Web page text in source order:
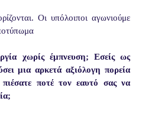
Οι υπόλοιποι αγωνιούμε
χωρίς έμπνευση; Εσείς ως
μια αρκετά αξιόλογη πορεία
ποτέ τον εαυτό σας να